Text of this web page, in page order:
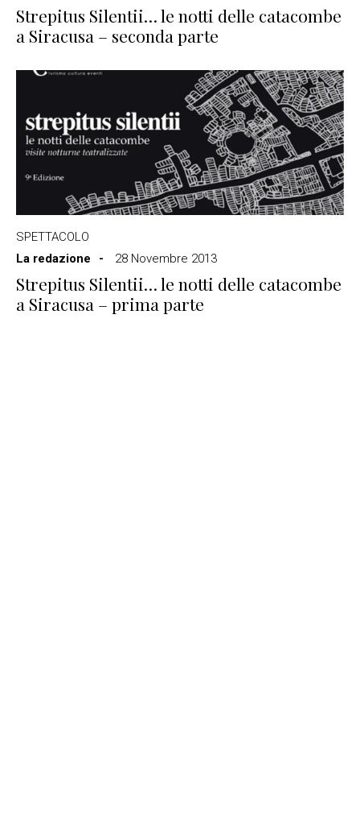
Strepitus Silentii… le notti delle catacombe
a Siracusa – seconda parte
SPETTACOLO
La redazione
28 Novembre 2013
Strepitus Silentii… le notti delle catacombe
a Siracusa – prima parte